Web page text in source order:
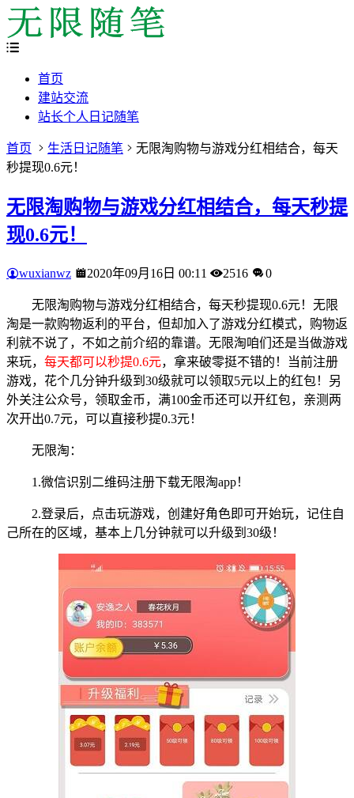
首页
建站交流
站长个人日记随笔
首页 生活日记随笔
无限淘购物与游戏分红相结合，每天
秒提现0.6元！
无限淘购物与游戏分红相结合，每天秒提
现0.6元！
wuxianwz 2020年09月16日 00:11 2516 0
无限淘购物与游戏分红相结合，每天秒提现0.6元！无限
淘是一款购物返利的平台，但却加入了游戏分红模式，购物返
利就不说了，不如之前介绍的靠谱。无限淘咱们还是当做游戏
来玩， 每天都可以秒提0.6元，拿来破零挺不错的！当前注册
游戏，花个几分钟升级到30级就可以领取5元以上的红包！另
外关注公众号，领取金币，满100金币还可以开红包，亲测两
次开出0.7元，可以直接秒提0.3元！
无限淘：
1.微信识别二维码注册下载无限淘app！
2.登录后，点击玩游戏，创建好角色即可开始玩，记住自
己所在的区域，基本上几分钟就可以升级到30级！